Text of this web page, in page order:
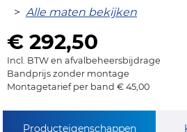
> Alle maten bekijken
€ 292,50
Incl. BTW en afvalbeheersbijdrage
Bandprijs zonder montage
Montagetarief per band € 45,00
Producteigenschappen